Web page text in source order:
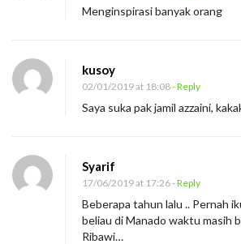
Menginspirasi banyak orang
kusoy
02/01/2019 at 18:08- Reply
Saya suka pak jamil azzaini,
Syarif
17/06/2019 at 17:26- Reply
Beberapa tahun lalu .. Pernah
beliau di Manado waktu masih
Ribawi…